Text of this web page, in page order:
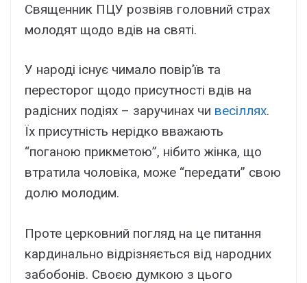
Священник ПЦУ розвіяв головний страх
молодят щодо вдів на святі.
У народі існує чимало повір’їв та
пересторог щодо присутності вдів на
радісних подіях – заручинах чи весіллях.
Їх присутність нерідко вважають
“поганою прикметою”, нібито жінка, що
втратила чоловіка, може “передати” свою
долю молодим.
Проте церковний погляд на це питання
кардинально відрізняється від народних
забобонів. Своєю думкою з цього